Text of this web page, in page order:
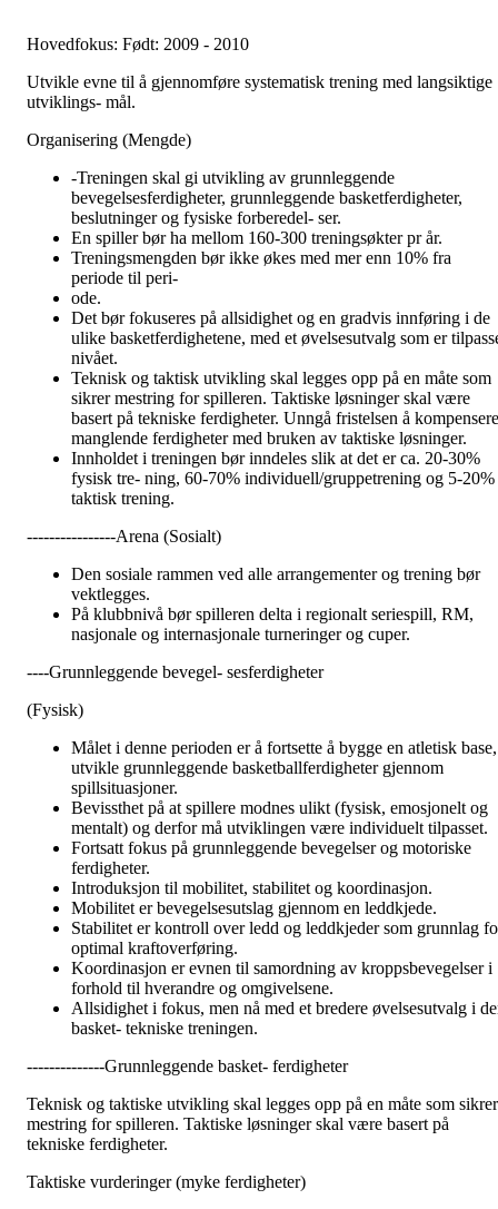
Hovedfokus: Født: 2009 - 2010
Utvikle evne til å gjennomføre systematisk trening med langsiktige
utviklings- mål.
Organisering (Mengde)
-Treningen skal gi utvikling av grunnleggende
bevegelsesferdigheter, grunnleggende basketferdigheter,
beslutninger og fysiske forberedel- ser.
En spiller bør ha mellom 160-300 treningsøkter pr år.
Treningsmengden bør ikke økes med mer enn 10% fra
periode til peri-
ode.
Det bør fokuseres på allsidighet og en gradvis innføring i de
ulike basketferdighetene, med et øvelsesutvalg som er
nivået.
Teknisk og taktisk utvikling skal legges opp på en måte som
sikrer mestring for spilleren. Taktiske løsninger skal være
basert på tekniske ferdigheter. Unngå fristelsen å kompensere
manglende ferdigheter med bruken av taktiske løsninger.
Innholdet i treningen bør inndeles slik at det er ca. 20-30%
fysisk tre- ning, 60-70% individuell/gruppetrening og 5-20%
taktisk trening.
----------------Arena (Sosialt)
Den sosiale rammen ved alle arrangementer og trening bør
vektlegges.
På klubbnivå bør spilleren delta i regionalt seriespill, RM,
nasjonale og internasjonale turneringer og cuper.
----Grunnleggende bevegel- sesferdigheter
(Fysisk)
Målet i denne perioden er å fortsette å bygge en atletisk base,
utvikle grunnleggende basketballferdigheter gjennom
spillsituasjoner.
Bevissthet på at spillere modnes ulikt (fysisk, emosjonelt og
mentalt) og derfor må utviklingen være individuelt tilpasset.
Fortsatt fokus på grunnleggende bevegelser og motoriske
ferdigheter.
Introduksjon til mobilitet, stabilitet og koordinasjon.
Mobilitet er bevegelsesutslag gjennom en leddkjede.
Stabilitet er kontroll over ledd og leddkjeder som grunnlag
optimal kraftoverføring.
Koordinasjon er evnen til samordning av kroppsbevegelser i
forhold til hverandre og omgivelsene.
Allsidighet i fokus, men nå med et bredere øvelsesutvalg i
basket- tekniske treningen.
--------------Grunnleggende basket- ferdigheter
Teknisk og taktiske utvikling skal legges opp på en måte som sikrer
mestring for spilleren. Taktiske løsninger skal være basert på
tekniske ferdigheter.
Taktiske vurderinger (myke ferdigheter)